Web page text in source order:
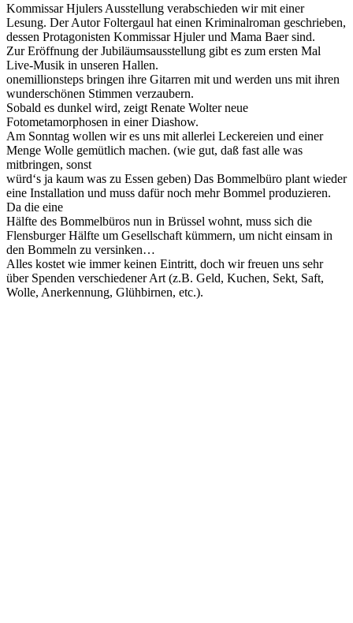
Kommissar Hjulers Ausstellung verabschieden wir mit einer
Lesung. Der Autor Foltergaul hat einen Kriminalroman geschrieben,
dessen Protagonisten Kommissar Hjuler und Mama Baer sind.
Zur Eröffnung der Jubiläumsausstellung gibt es zum ersten Mal
Live-Musik in unseren Hallen.
onemillionsteps bringen ihre Gitarren mit und werden uns mit ihren
wunderschönen Stimmen verzaubern.
Sobald es dunkel wird, zeigt Renate Wolter neue
Fotometamorphosen in einer Diashow.
Am Sonntag wollen wir es uns mit allerlei Leckereien und einer
Menge Wolle gemütlich machen. (wie gut, daß fast alle was
mitbringen, sonst
würd‘s ja kaum was zu Essen geben) Das Bommelbüro plant wieder
eine Installation und muss dafür noch mehr Bommel produzieren.
Da die eine
Hälfte des Bommelbüros nun in Brüssel wohnt, muss sich die
Flensburger Hälfte um Gesellschaft kümmern, um nicht einsam in
den Bommeln zu versinken…
Alles kostet wie immer keinen Eintritt, doch wir freuen uns sehr
über Spenden verschiedener Art (z.B. Geld, Kuchen, Sekt, Saft,
Wolle, Anerkennung, Glühbirnen, etc.).